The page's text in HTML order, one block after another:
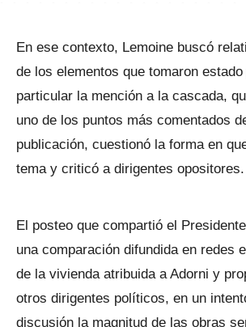
En ese contexto, Lemoine buscó
de los elementos que tomaron
particular la mención a la cascada,
uno de los puntos más comentados
publicación, cuestionó la forma en
tema y criticó a dirigentes opositores.
El posteo que compartió el
una comparación difundida en redes
de la vivienda atribuida a Adorni y
otros dirigentes políticos, en un
discusión la magnitud de las obras